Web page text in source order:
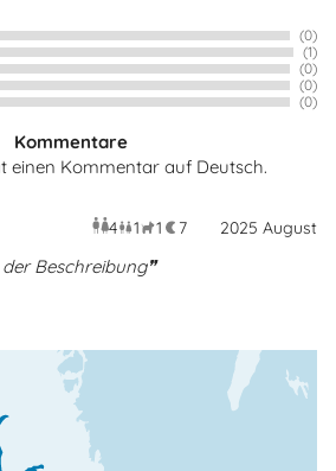
(0)
(1)
(0)
(0)
(0)
Kommentare
einen Kommentar auf Deutsch.
4 Erwachsene
1 Kind
1 Haustier
7 2025 August
Beschreibung